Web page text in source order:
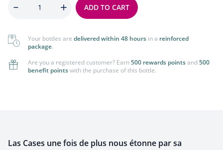
ADD TO CART
Your bottles are delivered within 48 hours in a reinforced
package.
Are you a registered customer? Earn500 rewards pointsand500
benefit pointswith the purchase of this bottle.
Las Cases une fois de plus nous étonne par sa